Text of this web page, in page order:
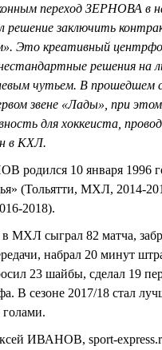
переход ЗЕРНОВА в
решение заключить
Это креативный
решения на
чутьем. В прошедшем
звене «Лады», при
для хоккеиста,
в КХЛ.
родился 10 января 1996
(Тольятти, МХЛ, 2014-
2018).
в МХЛ сыграл 82 матча,
набрал 20 минут
23 шайбы, сделал 19
В сезоне 2017/18 стал
ИВАНОВ, sport-